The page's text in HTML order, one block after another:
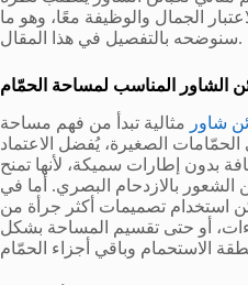
الجمال والوظيفة معًا، وهو ما
سنوضحه بالتفصيل في هذا المقال.
الشاور المناسب لمساحة الحمّام
شاور مثالية تبدأ من فهم مساحة
الصغيرة، يُفضل الاعتماد
بدون إطارات سميكة، لأنها تمنح
الشعور بالازدحام البصري. أما في
استخدام تصميمات أكثر جرأة من
أو حتى تقسيم المساحة بشكل